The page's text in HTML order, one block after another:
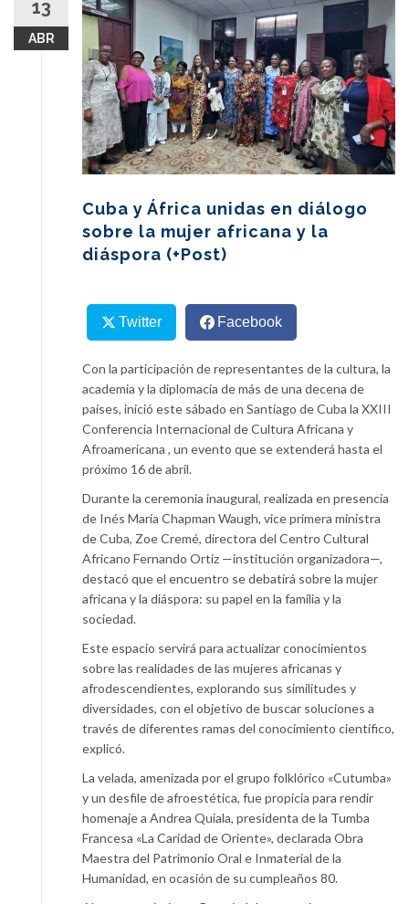
content
13
ABR
Cuba y África unidas en diálogo
sobre la mujer africana y la
diáspora (+Post)
Twitter Facebook
Con la participación de representantes de la cultura, la
academia y la diplomacia de más de una decena de
países, inició este sábado en Santiago de Cuba la XXIII
Conferencia Internacional de Cultura Africana y
Afroamericana , un evento que se extenderá hasta el
próximo 16 de abril.
Durante la ceremonia inaugural, realizada en presencia
de Inés María Chapman Waugh, vice primera ministra
de Cuba, Zoe Cremé, directora del Centro Cultural
Africano Fernando Ortiz —institución organizadora—,
destacó que el encuentro se debatirá sobre la mujer
africana y la diáspora: su papel en la familia y la
sociedad.
Este espacio servirá para actualizar conocimientos
sobre las realidades de las mujeres africanas y
afrodescendientes, explorando sus similitudes y
diversidades, con el objetivo de buscar soluciones a
través de diferentes ramas del conocimiento científico,
explicó.
La velada, amenizada por el grupo folklórico «Cutumba»
y un desfile de afroestética, fue propicia para rendir
homenaje a Andrea Quiala, presidenta de la Tumba
Francesa «La Caridad de Oriente», declarada Obra
Maestra del Patrimonio Oral e Inmaterial de la
Humanidad, en ocasión de su cumpleaños 80.